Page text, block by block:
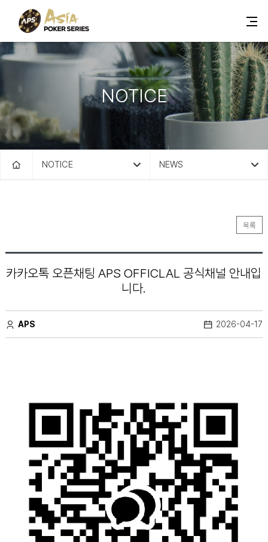
NOTICE
NOTICE NEWS
목록
카카오톡 오픈채팅 APS OFFICLAL 공식채널 안내입
니다.
APS 2026-04-17